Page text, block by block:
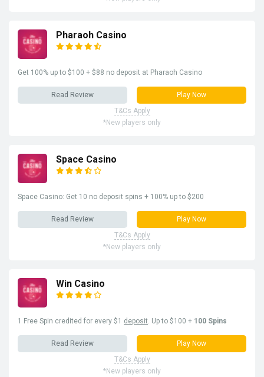
Pharaoh Casino
Get 100% up to $100 + $88 no deposit at Pharaoh Casino
Read Review
Play Now
T&Cs Apply
*New players only
Space Casino
Space Casino: Get 10 no deposit spins + 100% up to $200
Read Review
Play Now
T&Cs Apply
*New players only
Win Casino
1 Free Spin credited for every $1 deposit . Up to $100 + 100 Spins
Read Review
Play Now
T&Cs Apply
*New players only